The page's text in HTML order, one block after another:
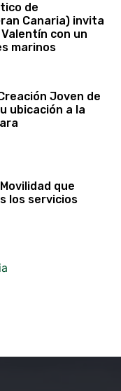
de
Canaria) invita
con un
marinos
Joven de
ubicación a la
que
los servicios